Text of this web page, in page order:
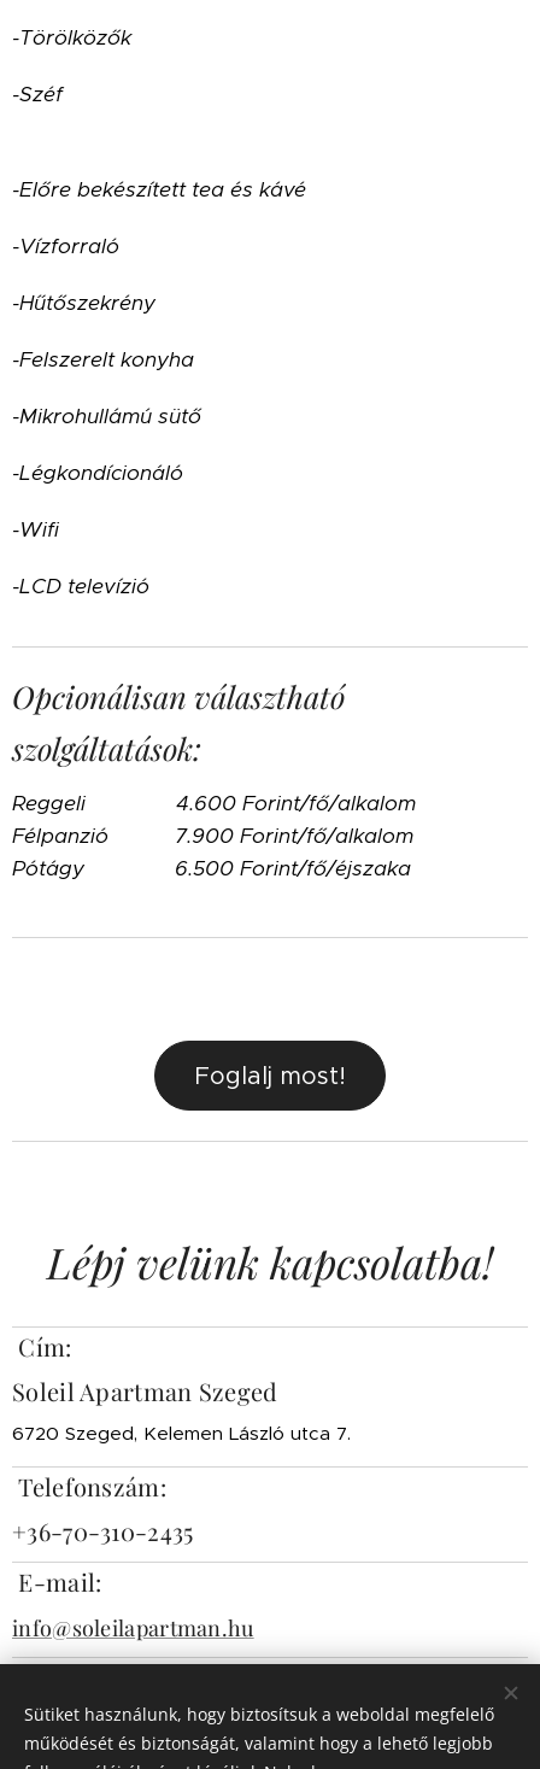
-Törölközők
-Széf
-Előre bekészített tea és kávé
-Vízforraló
-Hűtőszekrény
-Felszerelt konyha
-Mikrohullámú sütő
-Légkondícionáló
-Wifi
-LCD televízió
Opcionálisan választható
szolgáltatások:
Reggeli 4.600 Forint/fő/alkalom
Félpanzió 7.900 Forint/fő/alkalom
Pótágy 6.500 Forint/fő/éjszaka
Foglalj most!
Lépj velünk kapcsolatba!
Cím:
Soleil Apartman Szeged
6720 Szeged, Kelemen László utca 7.
Telefonszám:
+36-70-310-2435
E-mail:
info@soleilapartman.hu
https://www.facebook.com/soleilapartman/
Sütiket használunk, hogy biztosítsuk a weboldal megfelelő
működését és biztonságát, valamint hogy a lehető legjobb